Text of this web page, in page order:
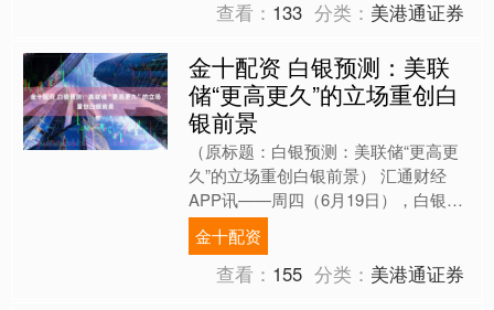
查看： 133 分类： 美港通证券
金十配资 白银预测：美联
储“更高更久”的立场重创白
银前景
（原标题：白银预测：美联储“更高更
久”的立场重创白银前景） 汇通财经
APP讯——周四（6月19日），白银市
场再次承压，因交易员对美联储最新的
政策立场作出反应，白....
金十配资
查看： 155 分类： 美港通证券